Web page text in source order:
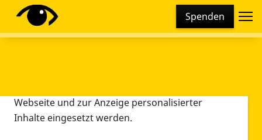
Spenden
Diese Webseite setzt verschiedene Cookies und
Tracking-Tools ein. Dies beinhaltet Cookies und
Webseite und zur Anzeige personalisierter
Inhalte eingesetzt werden.